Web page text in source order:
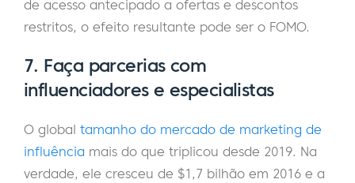
de acesso antecipado a ofertas e descontos
restritos, o efeito resultante pode ser o FOMO.
7. Faça parcerias com
influenciadores e especialistas
O global tamanho do mercado de marketing de
influência mais do que triplicou desde 2019. Na
verdade, ele cresceu de $1,7 bilhão em 2016 e a